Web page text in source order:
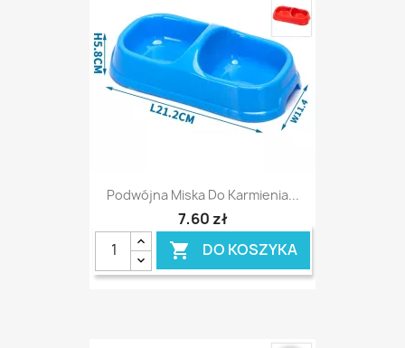
Podwójna Miska Do Karmienia...
7,60 zł
 DO KOSZYKA